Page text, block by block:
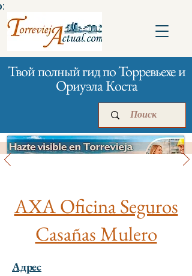
Твой полный гид по Торревьехе и
Ориуэла Коста
Главная Бизнесам
AXA Oficina Seguros
Casañas Mulero
Адрес